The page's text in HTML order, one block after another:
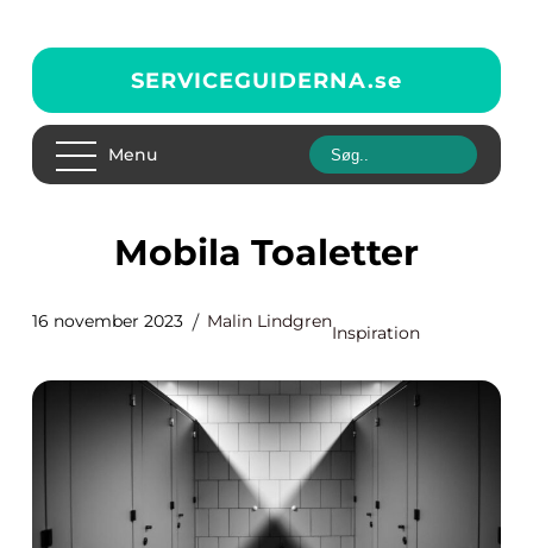
SERVICEGUIDERNA.se
Menu
Mobila Toaletter
16 november 2023 Malin Lindgren
Inspiration